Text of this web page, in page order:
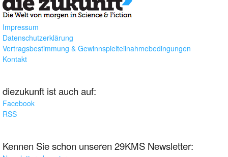
Impressum
Datenschutzerklärung
Vertragsbestimmung & Gewinnspielteilnahmebedingungen
Kontakt
diezukunft ist auch auf:
Facebook
RSS
Kennen Sie schon unseren 29KMS Newsletter: